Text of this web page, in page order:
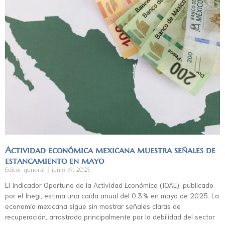
Actividad económica mexicana muestra señales de
estancamiento en mayo
Editor general junio 19, 2025
El Indicador Oportuno de la Actividad Económica (IOAE), publicado
por el Inegi, estima una caída anual del 0.3 % en mayo de 2025. La
economía mexicana sigue sin mostrar señales claras de
recuperación, arrastrada principalmente por la debilidad del sector